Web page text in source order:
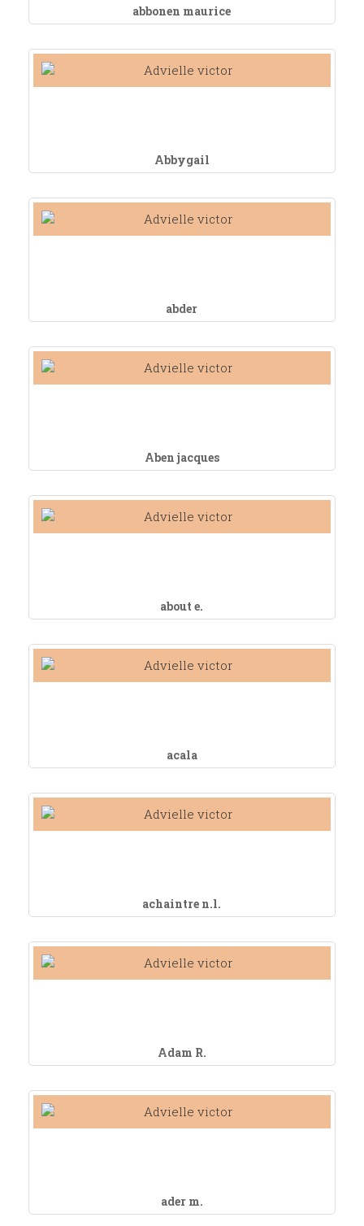
abbonen maurice
Abbygail
abder
Aben jacques
about e.
acala
achaintre n.l.
Adam R.
ader m.